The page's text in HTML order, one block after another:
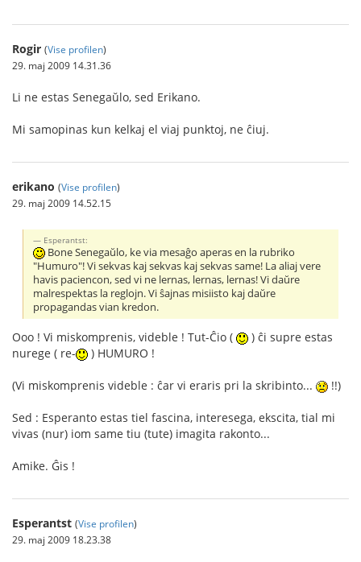
Rogir (Vise profilen)
29. maj 2009 14.31.36
Li ne estas Senegaŭlo, sed Erikano.
Mi samopinas kun kelkaj el viaj punktoj, ne ĉiuj.
erikano (Vise profilen)
29. maj 2009 14.52.15
Esperantst:
Bone Senegaŭlo, ke via mesaĝo aperas en la rubriko
"Humuro"! Vi sekvas kaj sekvas kaj sekvas same! La aliaj vere
havis paciencon, sed vi ne lernas, lernas, lernas! Vi daŭre
malrespektas la reglojn. Vi ŝajnas misiisto kaj daŭre
propagandas vian kredon.
Ooo ! Vi miskomprenis, videble ! Tut-Ĉio (
) ĉi supre estas
nurege ( re-
) HUMURO !
(Vi miskomprenis videble : ĉar vi eraris pri la skribinto... !!)
Sed : Esperanto estas tiel fascina, interesega, ekscita, tial mi
vivas (nur) iom same tiu (tute) imagita rakonto...
Amike. Ĝis !
Esperantst (Vise profilen)
29. maj 2009 18.23.38